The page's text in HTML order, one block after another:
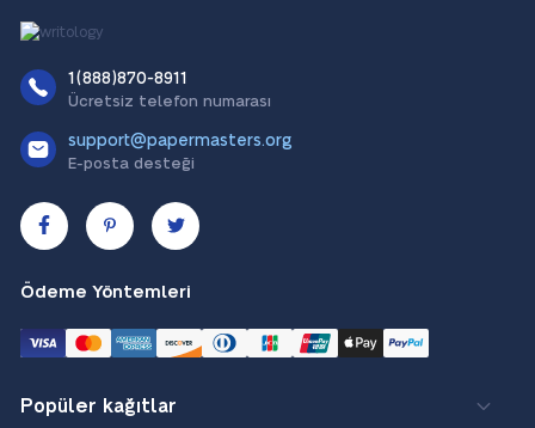
1(888)870-8911
Ücretsiz telefon numarası
support@papermasters.org
E-posta desteği
Ödeme Yöntemleri
Popüler kağıtlar